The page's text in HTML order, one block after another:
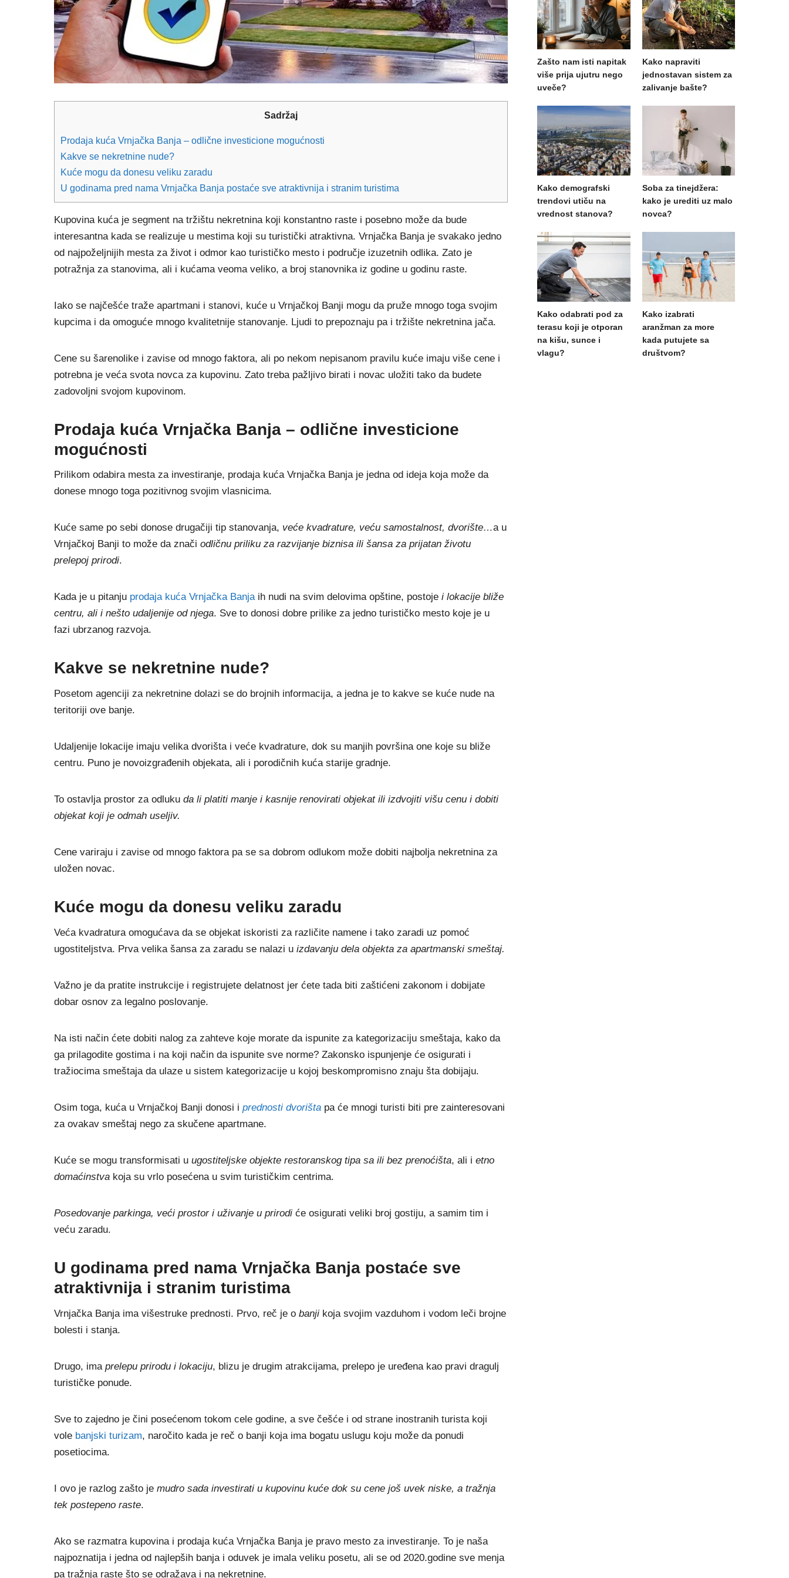
Sadržaj
Prodaja kuća Vrnjačka Banja – odlične investicione mogućnosti
Kakve se nekretnine nude?
Kuće mogu da donesu veliku zaradu
U godinama pred nama Vrnjačka Banja postaće sve atraktivnija i stranim turistima
Kupovina kuća je segment na tržištu nekretnina koji konstantno raste i posebno može da bude
interesantna kada se realizuje u mestima koji su turistički atraktivna. Vrnjačka Banja je svakako jedno
od najpoželjnijih mesta za život i odmor kao turističko mesto i područje izuzetnih odlika. Zato je
potražnja za stanovima, ali i kućama veoma veliko, a broj stanovnika iz godine u godinu raste.
Iako se najčešće traže apartmani i stanovi, kuće u Vrnjačkoj Banji mogu da pruže mnogo toga svojim
kupcima i da omoguće mnogo kvalitetnije stanovanje. Ljudi to prepoznaju pa i tržište nekretnina jača.
Cene su šarenolike i zavise od mnogo faktora, ali po nekom nepisanom pravilu kuće imaju više cene i
potrebna je veća svota novca za kupovinu. Zato treba pažljivo birati i novac uložiti tako da budete
zadovoljni svojom kupovinom.
Prodaja kuća Vrnjačka Banja – odlične investicione
mogućnosti
Prilikom odabira mesta za investiranje, prodaja kuća Vrnjačka Banja je jedna od ideja koja može da
donese mnogo toga pozitivnog svojim vlasnicima.
Kuće same po sebi donose drugačiji tip stanovanja, veće kvadrature, veću samostalnost, dvorište…a u
Vrnjačkoj Banji to može da znači odličnu priliku za razvijanje biznisa ili šansa za prijatan životu
prelepoj prirodi.
Kada je u pitanju prodaja kuća Vrnjačka Banjaih nudi na svim delovima opštine, postoje i lokacije bliže
centru, ali i nešto udaljenije od njega. Sve to donosi dobre prilike za jedno turističko mesto koje je u
fazi ubrzanog razvoja.
Kakve se nekretnine nude?
Posetom agenciji za nekretnine dolazi se do brojnih informacija, a jedna je to kakve se kuće nude na
teritoriji ove banje.
Udaljenije lokacije imaju velika dvorišta i veće kvadrature, dok su manjih površina one koje su bliže
centru. Puno je novoizgrađenih objekata, ali i porodičnih kuća starije gradnje.
To ostavlja prostor za odluku da li platiti manje i kasnije renovirati objekat ili izdvojiti višu cenu i dobiti
objekat koji je odmah useljiv.
Cene variraju i zavise od mnogo faktora pa se sa dobrom odlukom može dobiti najbolja nekretnina za
uložen novac.
Kuće mogu da donesu veliku zaradu
Veća kvadratura omogućava da se objekat iskoristi za različite namene i tako zaradi uz pomoć
ugostiteljstva. Prva velika šansa za zaradu se nalazi u izdavanju dela objekta za apartmanski smeštaj.
Važno je da pratite instrukcije i registrujete delatnost jer ćete tada biti zaštićeni zakonom i dobijate
dobar osnov za legalno poslovanje.
Na isti način ćete dobiti nalog za zahteve koje morate da ispunite za kategorizaciju smeštaja, kako da
ga prilagodite gostima i na koji način da ispunite sve norme? Zakonsko ispunjenje će osigurati i
tražiocima smeštaja da ulaze u sistem kategorizacije u kojoj beskompromisno znaju šta dobijaju.
Osim toga, kuća u Vrnjačkoj Banji donosi i prednosti dvorišta pa će mnogi turisti biti pre zainteresovani
za ovakav smeštaj nego za skučene apartmane.
Kuće se mogu transformisati u ugostiteljske objekte restoranskog tipa sa ili bez prenoćišta, ali i etno
domaćinstva koja su vrlo posećena u svim turističkim centrima.
Posedovanje parkinga, veći prostor i uživanje u prirodi će osigurati veliki broj gostiju, a samim tim i
veću zaradu.
U godinama pred nama Vrnjačka Banja postaće sve
atraktivnija i stranim turistima
Vrnjačka Banja ima višestruke prednosti. Prvo, reč je o banji koja svojim vazduhom i vodom leči brojne
bolesti i stanja.
Drugo, ima prelepu prirodu i lokaciju, blizu je drugim atrakcijama, prelepo je uređena kao pravi dragulj
turističke ponude.
Sve to zajedno je čini posećenom tokom cele godine, a sve češće i od strane inostranih turista koji
vole banjski turizam, naročito kada je reč o banji koja ima bogatu uslugu koju može da ponudi
posetiocima.
I ovo je razlog zašto je mudro sada investirati u kupovinu kuće dok su cene još uvek niske, a tražnja
tek postepeno raste.
Ako se razmatra kupovina i prodaja kuća Vrnjačka Banja je pravo mesto za investiranje. To je naša
najpoznatija i jedna od najlepših banja i oduvek je imala veliku posetu, ali se od 2020.godine sve menja
pa tražnja raste što se odražava i na nekretnine.
Zašto nam isti napitak
više prija ujutru nego
uveče?
Kako napraviti
jednostavan sistem za
zalivanje bašte?
Kako demografski
trendovi utiču na
vrednost stanova?
Soba za tinejdžera:
kako je urediti uz malo
novca?
Kako odabrati pod za
terasu koji je otporan
na kišu, sunce i
vlagu?
Kako izabrati
aranžman za more
kada putujete sa
društvom?